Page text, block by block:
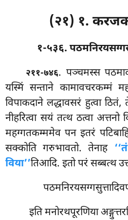
(२१) १.
१-५३६.
२११-७४६. पञ्चमस्स
यस्मिं सन्ताने कामावचरकम्मं
विपाकदाने लद्धावसरं हुत्वा
नीहरित्वा सयं तत्थ ठत्वा
महग्गतकम्ममेवपन इतरं
सक्कोति गरुभावतो. तेनाह
विया’’तिआदि. इतो परं सब्बत्थ
इति मनोरथपूरणिया